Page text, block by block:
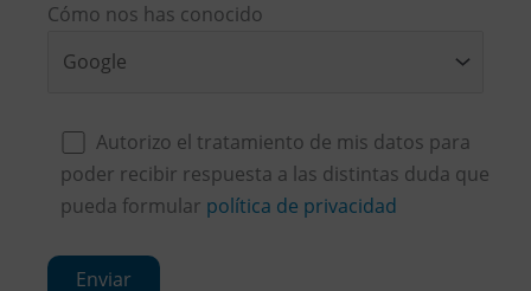
Cómo nos has conocido
Autorizo el tratamiento de mis datos para
poder recibir respuesta a las distintas duda que
pueda formular política de privacidad